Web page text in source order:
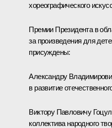
хореографического
Премии Президента в
за произведения для
присуждены:
Александру
в развитие
Виктору Павловичу
коллектива народного